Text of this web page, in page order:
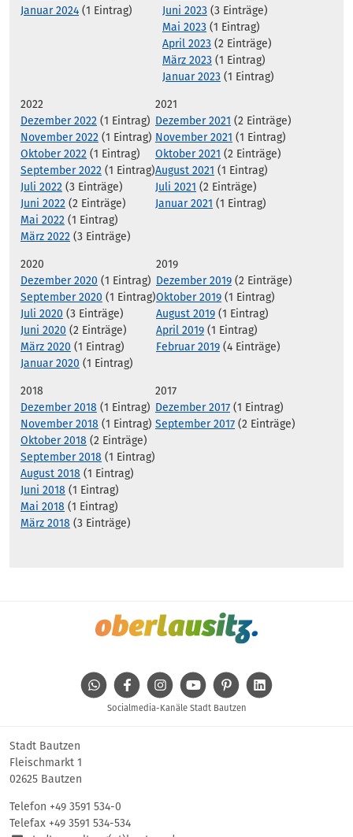
Januar 2024 (1 Eintrag)
Juni 2023 (3 Einträge)
Mai 2023 (1 Eintrag)
April 2023 (2 Einträge)
März 2023 (1 Eintrag)
Januar 2023 (1 Eintrag)
2022
Dezember 2022 (1 Eintrag)
November 2022 (1 Eintrag)
Oktober 2022 (1 Eintrag)
September 2022 (1 Eintrag)
Juli 2022 (3 Einträge)
Juni 2022 (2 Einträge)
Mai 2022 (1 Eintrag)
März 2022 (3 Einträge)
2021
Dezember 2021 (2 Einträge)
November 2021 (1 Eintrag)
Oktober 2021 (2 Einträge)
August 2021 (1 Eintrag)
Juli 2021 (2 Einträge)
Januar 2021 (1 Eintrag)
2020
Dezember 2020 (1 Eintrag)
September 2020 (1 Eintrag)
Juli 2020 (3 Einträge)
Juni 2020 (2 Einträge)
März 2020 (1 Eintrag)
Januar 2020 (1 Eintrag)
2019
Dezember 2019 (2 Einträge)
Oktober 2019 (1 Eintrag)
August 2019 (1 Eintrag)
April 2019 (1 Eintrag)
Februar 2019 (4 Einträge)
2018
Dezember 2018 (1 Eintrag)
November 2018 (1 Eintrag)
Oktober 2018 (2 Einträge)
September 2018 (1 Eintrag)
August 2018 (1 Eintrag)
Juni 2018 (1 Eintrag)
Mai 2018 (1 Eintrag)
März 2018 (3 Einträge)
2017
Dezember 2017 (1 Eintrag)
September 2017 (2 Einträge)
WhatsAppFacebookInstagramYoutube Pinterest
Socialmedia-Kanäle Stadt Bautzen
Stadt Bautzen
Fleischmarkt 1
02625 Bautzen
Telefon +49 3591 534-0
Telefax +49 3591 534-534